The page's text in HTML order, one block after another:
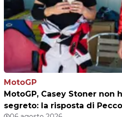
MotoGP
MotoGP, Casey Stoner non
segreto: la risposta di